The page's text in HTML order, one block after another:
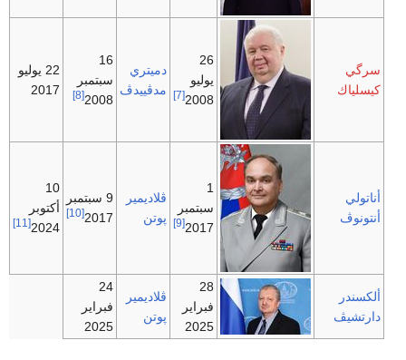
سرگي
كيسلياك
26
يوليو
2008
[7]
دميتري
مدڤييدڤ
16
سبتمبر
2008
[8]
22 يوليو
2017
أناتولي
أنتونوڤ
سبتمبر
2017
[9]
ڤلاديمير
پوتن
9 سبتمبر
2017
[10]
10
أكتوبر
2024
[11]
ألكسندر
دارتشيڤ
28
فبراير
2025
ڤلاديمير
پوتن
24
فبراير
2025